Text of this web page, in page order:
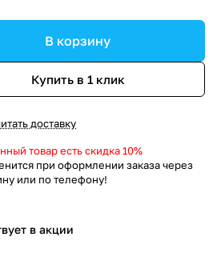
В корзину
Купить в 1 клик
доставку
товар есть скидка 10%
при оформлении заказа через
или по телефону!
в акции